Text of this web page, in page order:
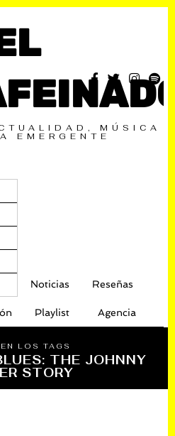
MÚSICA
EMERGENTE
Noticias Reseñas
Playlist Agencia
LOS TAGS
THE JOHNNY
STORY